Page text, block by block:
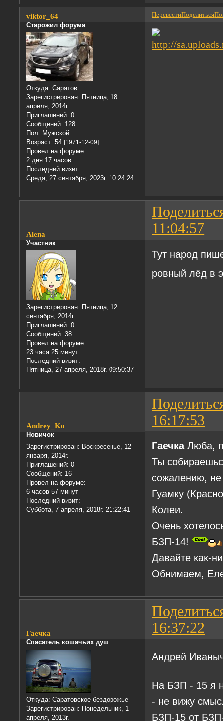
ПеревестиПоделиться
viktor_64
Старожил форума
Откуда: Саратов
Зарегистрирован: Пятница, 18
апреля, 2014г.
Приглашений: 0
Сообщений: 128
Пол: Мужской
Возраст: 54[1971-12-09]
Провел на форуме:
2 дня 17 часов
Последний визит:
Среда, 27 сентября, 2023г. 10:24:24
11:04:57
Alena
Участник
Зарегистрирован: Пятница, 12
сентября, 2014г.
Приглашений: 0
Сообщений: 38
Провел на форуме:
23 часа 25 минут
Последний визит:
Пятница, 27 апреля, 2018г. 09:50:37
Тут народ
ровный лёд в
16:17:53
Andrey_Ko
Новичок
Зарегистрирован: Воскресенье, 12
января, 2014г.
Приглашений: 0
Сообщений: 16
Провел на форуме:
6 часов 57 минут
Последний визит:
Суббота, 7 апреля, 2018г. 21:22:41
ГаечкаЛюба,
Ты
сожалению,
Гуамку
Колеи.
Очень
БЗП-14!
Давайте как-
Обнимаем,
16:37:22
Гаечка
Спасатель кошачьих душ
Откуда: Саратовское бездорожье
Зарегистрирован: Понедельник, 1
апреля, 2013г.
Андрей
На БЗП - 15 я
- не вижу
БЗП-15 от